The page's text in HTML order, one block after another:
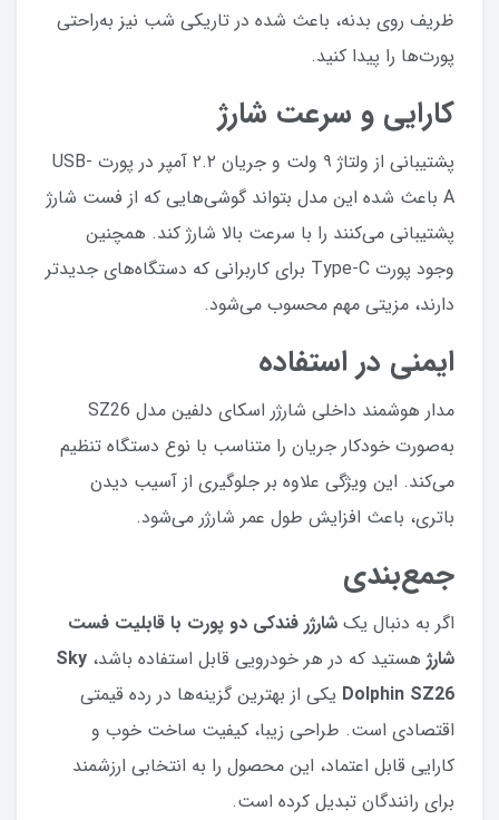
ظریف روی بدنه، باعث شده در تاریکی شب نیز به‌راحتی
پورت‌ها را پیدا کنید.
کارایی و سرعت شارژ
پشتیبانی از ولتاژ ۹ ولت و جریان ۲.۲ آمپر در پورت USB-
A باعث شده این مدل بتواند گوشی‌هایی که از فست شارژ
پشتیبانی می‌کنند را با سرعت بالا شارژ کند. همچنین
وجود پورت Type-C برای کاربرانی که دستگاه‌های جدیدتر
دارند، مزیتی مهم محسوب می‌شود.
ایمنی در استفاده
مدار هوشمند داخلی شارژر اسکای دلفین مدل SZ26
به‌صورت خودکار جریان را متناسب با نوع دستگاه تنظیم
می‌کند. این ویژگی علاوه بر جلوگیری از آسیب دیدن
باتری، باعث افزایش طول عمر شارژر می‌شود.
جمع‌بندی
اگر به دنبال یک شارژر فندکی دو پورت با قابلیت فست
شارژ هستید که در هر خودرویی قابل استفاده باشد، Sky
Dolphin SZ26 یکی از بهترین گزینه‌ها در رده قیمتی
اقتصادی است. طراحی زیبا، کیفیت ساخت خوب و
کارایی قابل اعتماد، این محصول را به انتخابی ارزشمند
برای رانندگان تبدیل کرده است.